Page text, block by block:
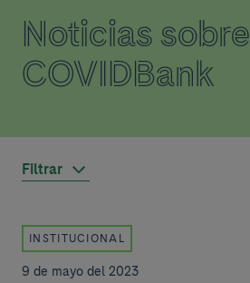
Noticias sobre
COVIDBank
Filtrar
INSTITUCIONAL
9 de mayo del 2023